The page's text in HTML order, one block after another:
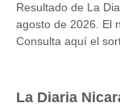
Resultado de La
agosto de 2026. El
Consulta aquí el
La Diaria